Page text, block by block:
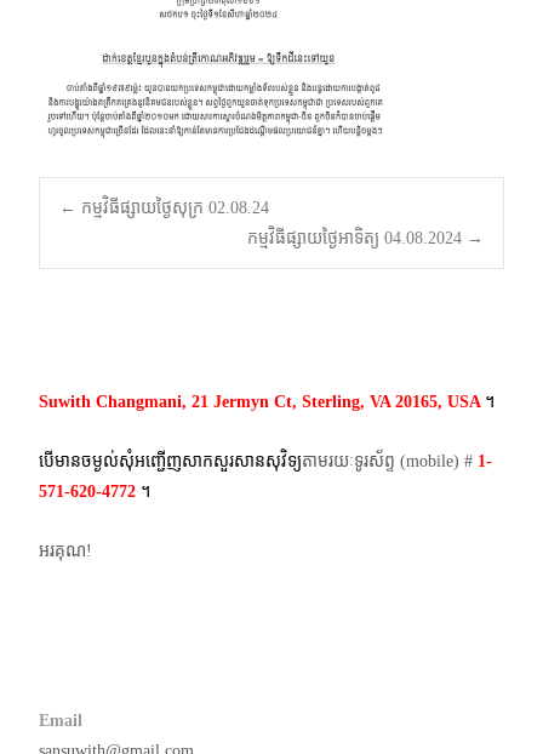
Post
navigation
← កម្មវិធីផ្សាយថ្ងៃសុក្រ 02.08.24
កម្មវិធីផ្សាយថ្ងៃអាទិត្យ 04.08.2024 →
Suwith Changmani, 21 Jermyn Ct, Sterling, VA 20165, USA ។​
បើមានចម្ងល់​សុំអញ្ជើញសាកសួរសានសុវិទ្យតាមរយៈទូរស័ព្ទ​ (mobile)​ # 1-
571-620-4772​ ។
អរគុណ!
Email